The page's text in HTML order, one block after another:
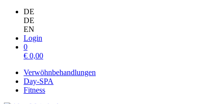
DE
DE
EN
Login
0
€ 0,00
Verwöhnbehandlungen
Day-SPA
Fitness